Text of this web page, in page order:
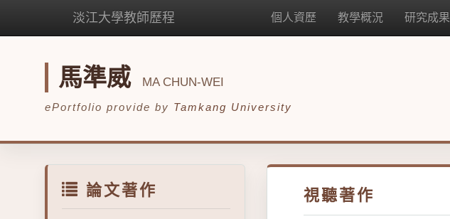
淡江大學教師歷程 個人資歷 教學概況 研究成果
馬準威 MA CHUN-WEI
ePortfolio provide by Tamkang University
論文著作 視聽著作